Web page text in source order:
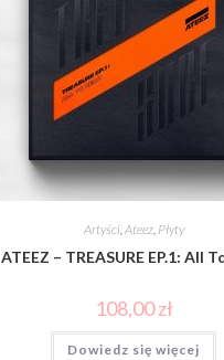
Artyści,Ateez, Płyty
ATEEZ – TREASURE EP.1: All
108,00zł
Dowiedz się więcej